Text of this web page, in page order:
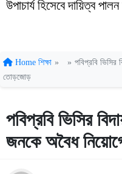
উপাচার্য হিসেবে দায়িত্ব
Home শিক্ষা » » পবিপ্রবি ভিসির
তোড়জোড়
পবিপ্রবি ভিসির
জনকে অবৈধ